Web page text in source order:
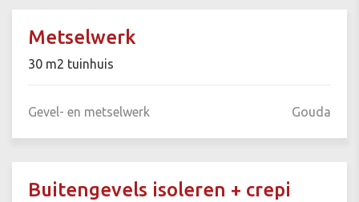
Metselwerk
30 m2 tuinhuis
Gevel- en metselwerk Gouda
Buitengevels isoleren + crepi